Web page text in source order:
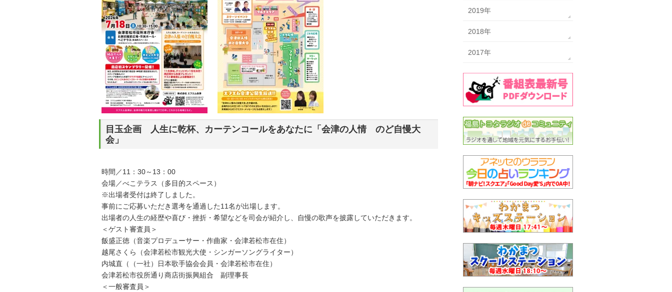
目玉企画 人生に乾杯、カーテンコールをあなたに「会津の人情 のど自慢大
会」
時間／11：30～13：00
会場／べこテラス（多目的スペース）
※出場者受付は終了しました。
事前にご応募いただき選考を通過した11名が出場します。
出場者の人生の経歴や喜び・挫折・希望などを司会が紹介し、自慢の歌声を披露していただきます。
＜ゲスト審査員＞
飯盛正徳（音楽プロデューサー・作曲家・会津若松市在住）
越尾さくら（会津若松市観光大使・シンガーソングライター）
内城直（（一社）日本歌手協会会員・会津若松市在住）
会津若松市役所通り商店街振興組合 副理事長
＜一般審査員＞
2019年
2018年
2017年